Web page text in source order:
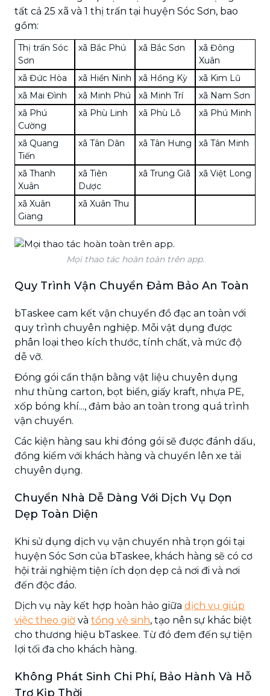
tất cả 25 xã và 1 thị trấn tại huyện Sóc Sơn, bao
gồm:
Thị trấn Sóc
Sơn
xã Bắc Phú xã Bắc Sơn
xã Đông
Xuân
xã Đức Hòa
xã Hiền Ninh xã Hồng Kỳ
xã Kim Lũ
xã Mai Đình
xã Minh Phú xã Minh Trí
xã Nam Sơn
xã Phú
Cường
xã Phù Linh xã Phù Lỗ xã Phú Minh
xã Quang
Tiến
xã Tân Dân xã Tân Hưng xã Tân Minh
xã Thanh
Xuân
xã Tiên
Dược
xã Trung Giã xã Việt Long
xã Xuân
Giang
xã Xuân Thu
Mọi thao tác hoàn toàn trên app.
Quy Trình Vận Chuyển Đảm Bảo An Toàn
bTaskee cam kết vận chuyển đồ đạc an toàn với
quy trình chuyên nghiệp. Mỗi vật dụng được
phân loại theo kích thước, tính chất, và mức độ
dễ vỡ.
Đóng gói cẩn thận bằng vật liệu chuyên dụng
như thùng carton, bọt biển, giấy kraft, nhựa PE,
xốp bóng khí..., đảm bảo an toàn trong quá trình
vận chuyển.
Các kiện hàng sau khi đóng gói sẽ được đánh dấu,
đồng kiểm với khách hàng và chuyển lên xe tải
chuyên dụng.
Chuyển Nhà Dễ Dàng Với Dịch Vụ Dọn
Dẹp Toàn Diện
Khi sử dụng dịch vụ vận chuyển nhà trọn gói tại
huyện Sóc Sơn của bTaskee, khách hàng sẽ có cơ
hội trải nghiệm tiện ích dọn dẹp cả nơi đi và nơi
đến độc đáo.
Dịch vụ này kết hợp hoàn hảo giữa dịch vụ giúp
việc theo giờ và tổng vệ sinh, tạo nên sự khác biệt
cho thương hiệu bTaskee. Từ đó đem đến sự tiện
lợi tối đa cho khách hàng.
Không Phát Sinh Chi Phí, Bảo Hành Và Hỗ
Trợ Kịp Thời